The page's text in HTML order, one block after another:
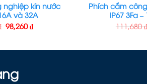
nghiệp kín nước
và 32A
98,260₫
Phích cắm
IP67 3Fa
111,680₫